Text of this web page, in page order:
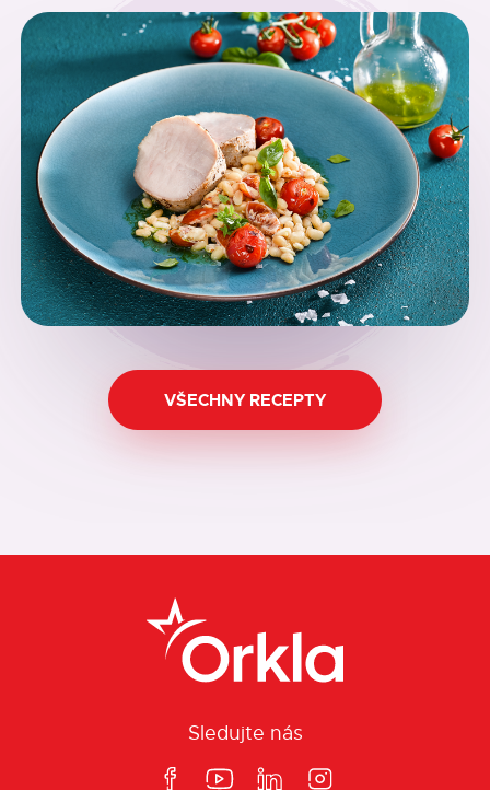
VŠECHNY RECEPTY
Sledujte nás